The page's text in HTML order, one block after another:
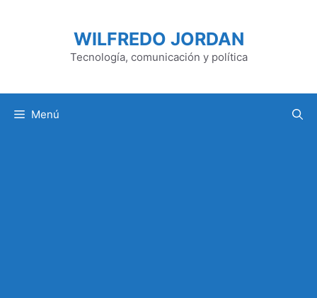
WILFREDO JORDAN
Tecnología, comunicación y política
Menú